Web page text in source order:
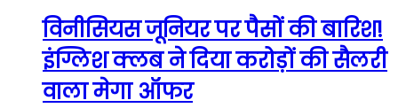
विनीसियस जूनियर पर पैसों की बारिश!
इंग्लिश क्लब ने दिया करोड़ों की सैलरी
वाला मेगा ऑफर